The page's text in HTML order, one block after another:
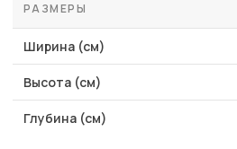
РАЗМЕРЫ
Ширина (см)
Высота (см)
Глубина (см)